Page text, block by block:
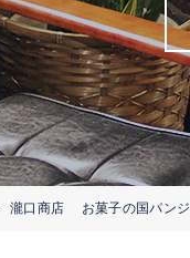
瀧口商店 お菓子の国パン